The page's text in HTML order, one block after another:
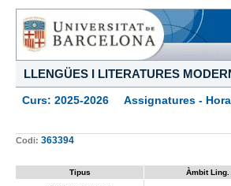
LLENGÜES I LITERATURES
Curs: 2025-2026 Assignatures -
Codi: 363394
Tipus Àmbit Ling.